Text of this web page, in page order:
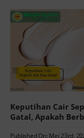
Keputihan Cair
Gatal, Apakah
Published On: Mei 23rd,